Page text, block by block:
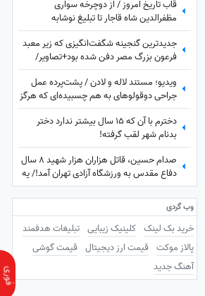
قاب تاریخ امروز / از دوچرخه سواری
مظفرالدین شاه قاجار تا تبلیغ نوشابه
‌کانادادرای و تصویر دیده نشده از جردن که کم
از لس‌آنجلس نداره + عکس
جدیدترین گنجینه شگفت‌انگیزی که زیر معبد
فرعون بزرگ مصر دفن شده بود+تصاویر/
معبد فراعنه بعد از هر اکتشاف حیرت‌انگیزتر
میشه
ویدیو؛ مستند لاله و لادن / پشت‌پرده عمل
جراحی دوقولوهای به هم چسبیده‌ای که هرگز
همدیگر را ندیدند!
دخترم با آن که ۱۵ سال بیشتر ندارد دختر
بدنام شهر لقب گرفته!
صدام حسین، قاتل هزاران هزار شهید 8 سال
دفاع مقدس به ورزشگاه آزادی تهران آمد!/ یه
جو عقل هم چیز خوبیه که بعضیا ندارن!+
عکسوب گردی
خرید بک لینک کلینیک زیبایی تبلیغات هدفمند
پالاز موکت قیمت ارز دیجیتال قیمت گوشی
آهنگ جدید